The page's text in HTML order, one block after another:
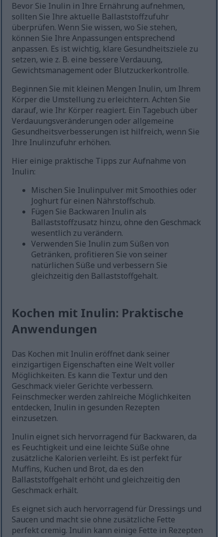
Bevor Sie Inulin in Ihre Ernährung aufnehmen,
sollten Sie Ihre aktuelle Ballaststoffzufuhr
überprüfen. Wenn Sie wissen, wo Sie stehen,
können Sie Ihre Anpassungen entsprechend
anpassen. Es ist wichtig, klare Gesundheitsziele zu
setzen, wie z. B. eine bessere Verdauung,
Gewichtsmanagement oder Blutzuckerkontrolle.
Beginnen Sie mit kleinen Mengen Inulin, um Ihrem
Körper die Umstellung zu erleichtern. Achten Sie
darauf, wie Ihr Körper reagiert. Ein Tagebuch über
Verdauungsveränderungen oder allgemeine
Gesundheitsverbesserungen ist hilfreich, wenn Sie
Ihre Inulinzufuhr erhöhen.
Hier einige praktische Tipps zur Aufnahme von
Inulin:
Mischen Sie Inulinpulver mit Smoothies oder
Joghurt für einen Nährstoffschub.
Fügen Sie Backwaren Inulin als
Ballaststoffzusatz hinzu, ohne den Geschmack
wesentlich zu verändern.
Verwenden Sie Inulin zum Süßen von
Getränken, profitieren Sie von seiner
natürlichen Süße und verbessern Sie
gleichzeitig den Ballaststoffgehalt.
Kochen mit Inulin: Praktische
Anwendungen
Das Kochen mit Inulin eröffnet dank seiner
einzigartigen Eigenschaften eine Welt voller
Möglichkeiten. Es kann die Textur und den
Geschmack vieler Gerichte verbessern.
Feinschmecker werden zahlreiche Möglichkeiten
entdecken, Inulin in gesunden Rezepten
einzusetzen.
Inulin eignet sich hervorragend für Backwaren, da
es Feuchtigkeit und eine leichte Süße ohne
zusätzliche Kalorien verleiht. Es ist perfekt für
Muffins, Kuchen und Brot, da es den
Ballaststoffgehalt erhöht und gleichzeitig den
Geschmack erhält.
Es eignet sich auch hervorragend für Dressings und
Saucen und macht sie ohne zusätzliche Fette
perfekt cremig. Inulin kann einige Fette in Rezepten